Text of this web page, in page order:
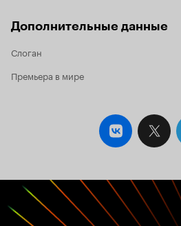
Дополнительные данные
Слоган
Премьера в мире